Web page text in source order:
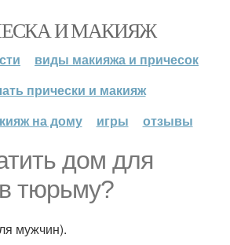
И МАКИЯЖ
виды макияжа и причесок
прически и макияж
на дому
игры отзывы
дом для
тюрьму?
мужчин).